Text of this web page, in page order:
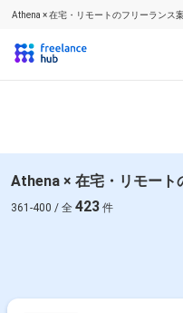
Athena × 在宅・リモートのフリーランス
Athena × 在宅・リモート
361-400 / 全 423 件